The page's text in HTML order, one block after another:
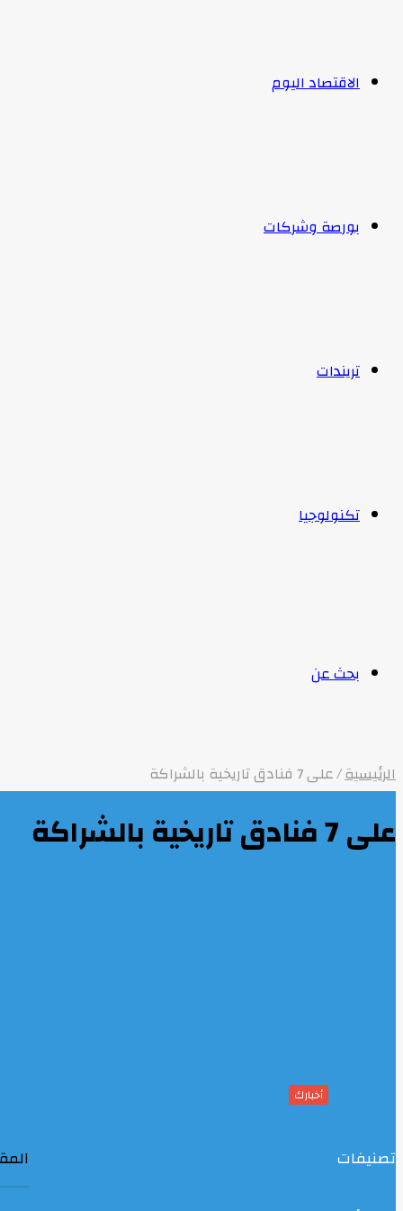
الاقتصاد اليوم
بورصة وشركات
تريندات
تكنولوجيا
بحث عن
الرئيسية/على 7 فنادق تاريخية بالشراكة
على 7 فنادق تاريخية بالشراكة
أخبارك
تصنيفات